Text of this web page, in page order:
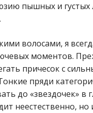
пышных и густых
волосами, я
моментов.
причесок с
пряди
до «звездочек» в
неестественно,